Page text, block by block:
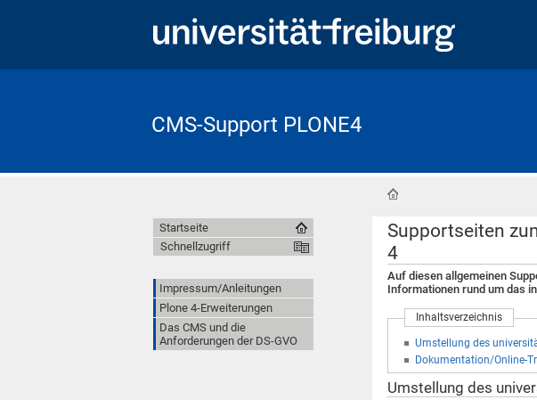
CMS-Support PLONE4
Supportseiten
4
Auf diesen allgemeinen
Informationen rund um das
Inhaltsverzeichnis
Umstellung des
Dokumentation/Online-
Umstellung des
Startseite
Schnellzugriff
Impressum/Anleitungen
Plone 4-Erweiterungen
Das CMS und die
Anforderungen der DS-GVO